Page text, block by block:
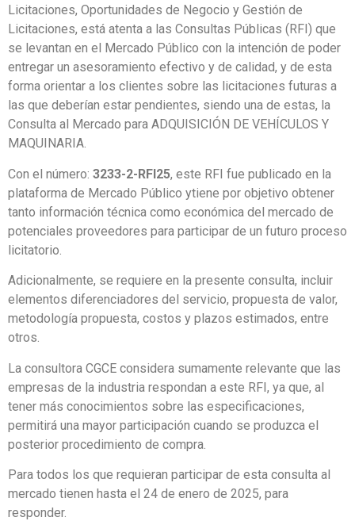
Licitaciones, Oportunidades de Negocio y Gestión de
Licitaciones, está atenta a las Consultas Públicas (RFI) que
se levantan en el Mercado Público con la intención de poder
entregar un asesoramiento efectivo y de calidad, y de esta
forma orientar a los clientes sobre las licitaciones futuras a
las que deberían estar pendientes, siendo una de estas, la
Consulta al Mercado para ADQUISICIÓN DE VEHÍCULOS Y
MAQUINARIA.
Con el número: 3233-2-RFI25, este RFI fue publicado en la
plataforma de Mercado Público ytiene por objetivo obtener
tanto información técnica como económica del mercado de
potenciales proveedores para participar de un futuro proceso
licitatorio.
Adicionalmente, se requiere en la presente consulta, incluir
elementos diferenciadores del servicio, propuesta de valor,
metodología propuesta, costos y plazos estimados, entre
otros.
La consultora CGCE considera sumamente relevante que las
empresas de la industria respondan a este RFI, ya que, al
tener más conocimientos sobre las especificaciones,
permitirá una mayor participación cuando se produzca el
posterior procedimiento de compra.
Para todos los que requieran participar de esta consulta al
mercado tienen hasta el 24 de enero de 2025, para
responder.